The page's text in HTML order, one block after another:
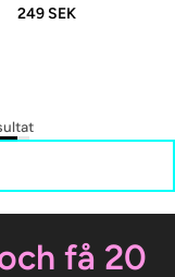
249 SEK
få 20